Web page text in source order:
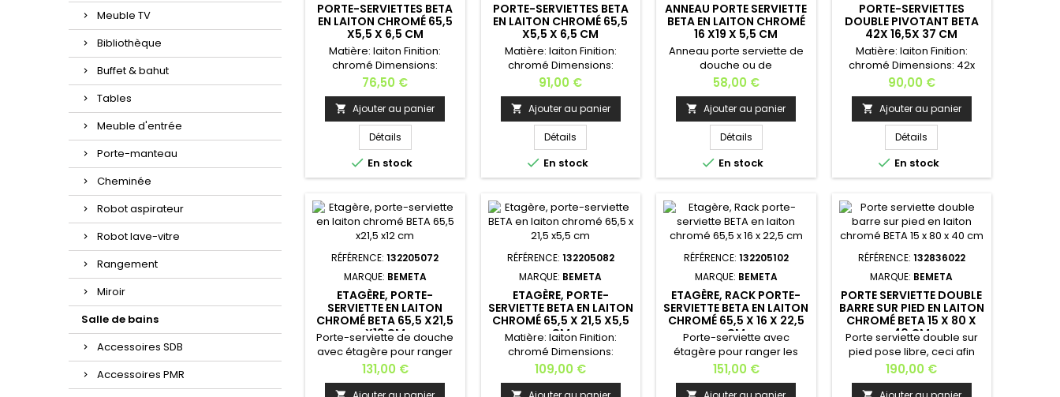
Meuble TV
Bibliothèque
Buffet & bahut
Tables
Meuble d'entrée
Porte-manteau
Cheminée
Robot aspirateur
Robot lave-vitre
Rangement
Miroir
Salle de bains
Accessoires SDB
Accessoires PMR
PORTE-SERVIETTES BETA
EN LAITON CHROMÉ 65,5
X5,5 X 6,5 CM
Matière: laiton Finition:
chromé Dimensions:
65,5cm x5,5cmx
6,5cm Largeur: 65,5
cm Profondeur: 6,5
cm Hauteur: 5,5 cm Poids:
0,9 kg Installation murale -
Kit de fixation invisible
fourni. Dans la même
collection, vous trouverez
porte-savon, distributeur de
savon, porte papier
toilettes, brosse de toilettes,
porte brosse à...
Prix
76,50 €
 Ajouter au panier
Détails
 En stock
PORTE-SERVIETTES BETA
EN LAITON CHROMÉ 65,5
X5,5 X 6,5 CM
Matière: laiton Finition:
chromé Dimensions:
65,5cm x5,5cmx
6,5cmLargeur: 65,5
cm Profondeur: 11
cm Hauteur: 5,5 cm Poids:
0,9 kg Installation murale -
Kit de fixation fourni. En
option : l'adhésive , la colle:
si vous ne souhaitez pas
salle de bain ou de cuisine,
vous pouvez acheter la
colle pour pouvoir l’installer
Prix
91,00 €
 Ajouter au panier
Détails
 En stock
ANNEAU PORTE SERVIETTE
BETA EN LAITON CHROMÉ
16 X19 X 5,5 CM
Anneau porte serviette de
douche ou de
cuisine; Matière:
laiton Finition:
chromé Dimensions: 16cm x
19cm x 5,5cmLargeur: 16
cm Profondeur: 5,5
cm Hauteur: 19 cm Poids: 0,4
kg Installation murale - Kit
de fixation fourni.En
si vous ne souhaitez pas
faire de trous dans votre
salle de bain ou de cuisine,
vous pouvez acheter la...
Prix
58,00 €
 Ajouter au panier
Détails
 En stock
PORTE-SERVIETTES
DOUBLE PIVOTANT BETA
42X 16,5X 37 CM
Matière: laiton Finition:
chromé Dimensions: 42x
16,5x 37 cm Largeur: 42
cm Profondeur: 37
cm Hauteur: 16,5 cm Poids:
0,9 kg Installation murale -
Kit de fixation fourni. En
option : l'adhésive , la colle:
si vous ne souhaitez pas
faire de trous dans votre
vous pouvez acheter la
colle pour pouvoir l’installer
sans trouer votre...
Prix
90,00 €
 Ajouter au panier
Détails
 En stock
RÉFÉRENCE:132205072
MARQUE: BEMETA
ETAGÈRE, PORTE-
SERVIETTE EN LAITON
CHROMÉ BETA 65,5 X21,5
X12 CM
Porte-serviette de douche
avec étagère pour ranger
les serviettes propres;
Matière: laiton Finition:
Prix
131,00 €
RÉFÉRENCE: 132205082
MARQUE: BEMETA
ETAGÈRE, PORTE-
SERVIETTE BETA EN LAITON
CHROMÉ 65,5 X 21,5 X5,5
CM
Matière: laiton Finition:
chromé Dimensions:
65,5cm x21,5cm x5,5
cmLargeur: 65,5
Prix
109,00 €
RÉFÉRENCE: 132205102
MARQUE: BEMETA
ETAGÈRE, RACK PORTE-
SERVIETTE BETA EN LAITON
CHROMÉ 65,5 X 16 X 22,5
CM
Porte-serviette avec
étagère pour ranger les
serviettes propres ou
autres objets; Matière:
Prix
151,00 €
RÉFÉRENCE: 132836022
MARQUE: BEMETA
PORTE SERVIETTE DOUBLE
BARRE SUR PIED EN LAITON
CHROMÉ BETA 15 X 80 X
40 CM
Porte serviette double sur
pied pose libre, ceci afin
d'éviter de trouer votre mur
et poser ce porte serviette
Prix
190,00 €